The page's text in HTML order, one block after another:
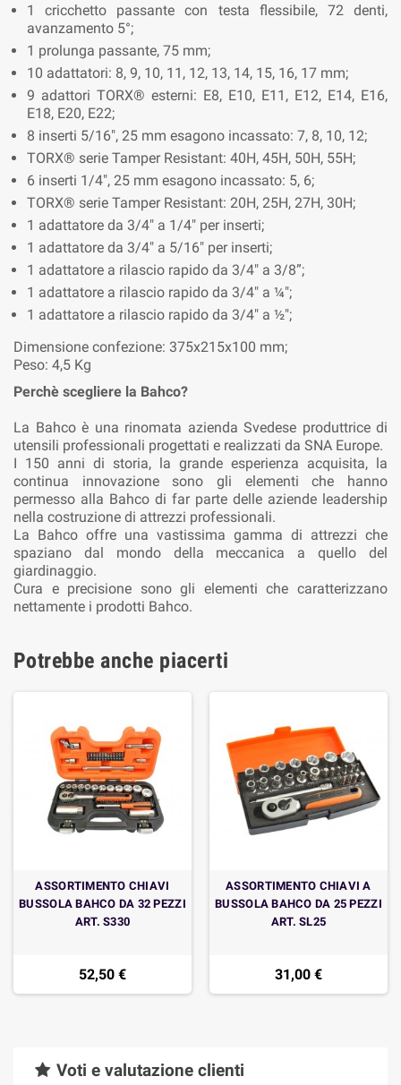
1 cricchetto passante con testa flessibile, 72 denti,
avanzamento 5°;
1 prolunga passante, 75 mm;
10 adattatori: 8, 9, 10, 11, 12, 13, 14, 15, 16, 17 mm;
9 adattori TORX® esterni: E8, E10, E11, E12, E14, E16,
E18, E20, E22;
8 inserti 5/16", 25 mm esagono incassato: 7, 8, 10, 12;
TORX® serie Tamper Resistant: 40H, 45H, 50H, 55H;
6 inserti 1/4", 25 mm esagono incassato: 5, 6;
TORX® serie Tamper Resistant: 20H, 25H, 27H, 30H;
1 adattatore da 3/4" a 1/4" per inserti;
1 adattatore da 3/4" a 5/16" per inserti;
1 adattatore a rilascio rapido da 3/4" a 3/8”;
1 adattatore a rilascio rapido da 3/4" a ¼";
1 adattatore a rilascio rapido da 3/4" a ½";
Dimensione confezione: 375x215x100 mm;
Peso: 4,5 Kg
Perchè scegliere la Bahco?
La Bahco è una rinomata azienda Svedese produttrice di
utensili professionali progettati e realizzati da SNA Europe.
I 150 anni di storia, la grande esperienza acquisita, la
continua innovazione sono gli elementi che hanno
permesso alla Bahco di far parte delle aziende leadership
nella costruzione di attrezzi professionali.
La Bahco offre una vastissima gamma di attrezzi che
spaziano dal mondo della meccanica a quello del
giardinaggio.
Cura e precisione sono gli elementi che caratterizzano
nettamente i prodotti Bahco.
Potrebbe anche piacerti
ASSORTIMENTO CHIAVI
BUSSOLA BAHCO DA 32 PEZZI
ART. S330
52,50 €
ASSORTIMENTO CHIAVI A
BUSSOLA BAHCO DA 25 PEZZI
ART. SL25
31,00 €
Voti e valutazione clienti